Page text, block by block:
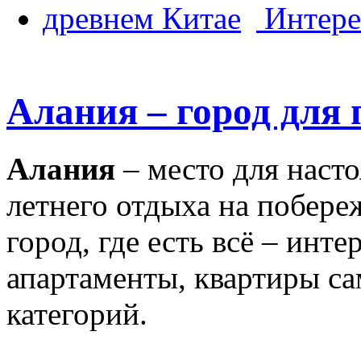
Алания – город для
Алания – место для
летнего отдыха на
город, где есть всё –
апартаменты, квартиры
категорий.